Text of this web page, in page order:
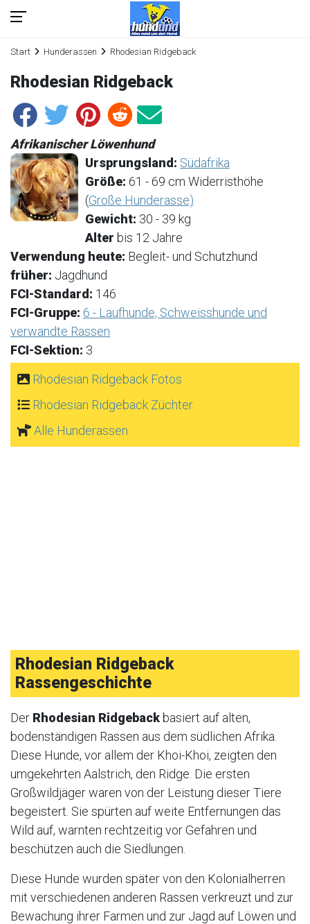
Start Hunderassen Rhodesian Ridgeback
Rhodesian Ridgeback
Afrikanischer Löwenhund
Ursprungsland: Südafrika
Größe: 61 - 69 cm Widerristhöhe
(Große Hunderasse)
Gewicht: 30 - 39 kg
Alter bis 12 Jahre
Verwendung heute: Begleit- und Schutzhund
früher: Jagdhund
FCI-Standard: 146
FCI-Gruppe: 6 - Laufhunde, Schweisshunde und
verwandte Rassen
FCI-Sektion: 3
Rhodesian Ridgeback Fotos
Rhodesian Ridgeback Züchter
Alle Hunderassen
Rhodesian Ridgeback
Rassengeschichte
Der Rhodesian Ridgeback basiert auf alten,
bodenständigen Rassen aus dem südlichen Afrika.
Diese Hunde, vor allem der Khoi-Khoi, zeigten den
umgekehrten Aalstrich, den Ridge. Die ersten
Großwildjäger waren von der Leistung dieser Tiere
begeistert. Sie spürten auf weite Entfernungen das
Wild auf, warnten rechtzeitig vor Gefahren und
beschützen auch die Siedlungen.
Diese Hunde wurden später von den Kolonialherren
mit verschiedenen anderen Rassen verkreuzt und zur
Bewachung ihrer Farmen und zur Jagd auf Löwen und